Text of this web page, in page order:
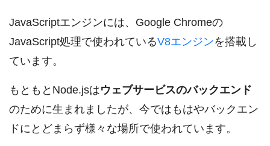
JavaScriptエンジンには、Google Chromeの
JavaScript処理で使われているV8エンジンを搭載し
ています。
もともとNode.jsはウェブサービスのバックエンド
のために生まれましたが、今ではもはやバックエン
ドにとどまらず様々な場所で使われています。